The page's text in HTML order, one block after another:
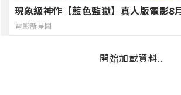
現象級神作【藍色監獄】真人版電影8
電影新星聞
開始加載資料..